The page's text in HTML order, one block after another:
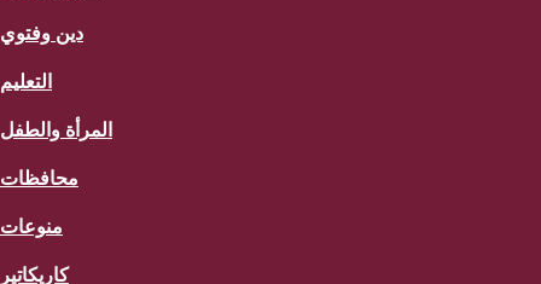
دين وفتوي
التعليم
المرأة والطفل
محافظات
منوعات
كاريكاتير